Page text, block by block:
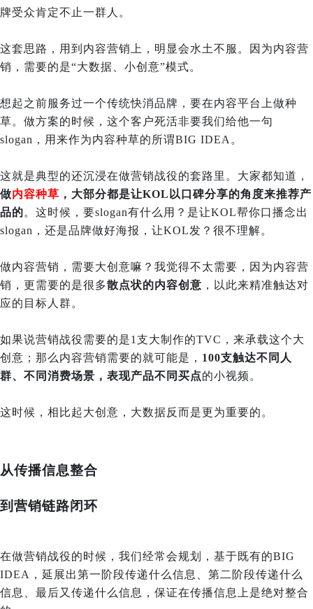
牌受众肯定不止一群人。
这套思路，用到内容营销上，明显会水土不服。
因为内容营
销，需要的是“大数据、小创意”模式。
想起之前服务过一个传统快消品牌，要在内容平台上做种
草。做方案的时候，这个客户死活非要我们给他一句
slogan，用来作为内容种草的所谓BIG IDEA。
这就是典型的还沉浸在做营销战役的套路里。大家都知道，
做内容种草 ，大部分都是让KOL以口碑分享的角度来推荐产
品的。这时候，要slogan有什么用？是让KOL帮你口播念出
slogan，还是品牌做好海报，让KOL发？很不理解。
做内容营销，需要大创意嘛？我觉得不太需要，因为内容营
销，更需要的是很多散点状的内容创意 ，以此来精准触达对
应的目标人群。
如果说营销战役需要的是1支大制作的TVC，来承载这个大
创意；那么内容营销需要的就可能是， 100支触达不同人
群、不同消费场景，表现产品不同买点的小视频。
这时候，相比起大创意，大数据反而是更为重要的。
从传播信息整合
到营销链路闭环
在做营销战役的时候，我们经常会规划，基于既有的BIG
IDEA，延展出第一阶段传递什么信息、第二阶段传递什么
信息、最后又传递什么信息，保证在传播信息上是绝对整合